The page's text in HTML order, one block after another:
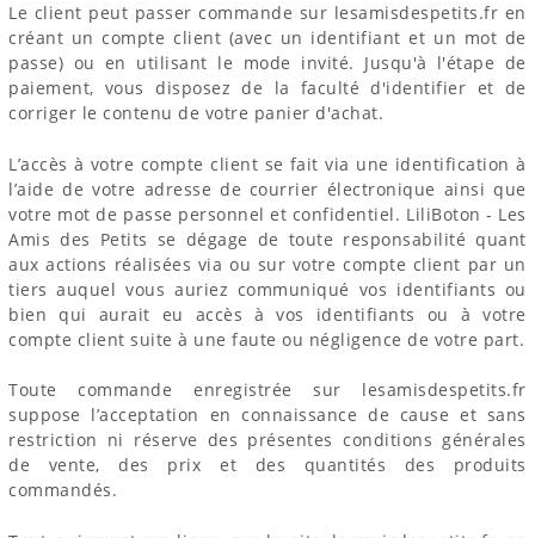
Le client peut passer commande sur lesamisdespetits.fr en
créant un compte client (avec un identifiant et un mot de
passe) ou en utilisant le mode invité. Jusqu'à l'étape de
paiement, vous disposez de la faculté d'identifier et de
corriger le contenu de votre panier d'achat.
L’accès à votre compte client se fait via une identification à
l’aide de votre adresse de courrier électronique ainsi que
votre mot de passe personnel et confidentiel. LiliBoton - Les
Amis des Petits se dégage de toute responsabilité quant
aux actions réalisées via ou sur votre compte client par un
tiers auquel vous auriez communiqué vos identifiants ou
bien qui aurait eu accès à vos identifiants ou à votre
compte client suite à une faute ou négligence de votre part.
Toute commande enregistrée sur lesamisdespetits.fr
suppose l’acceptation en connaissance de cause et sans
restriction ni réserve des présentes conditions générales
de vente, des prix et des quantités des produits
commandés.